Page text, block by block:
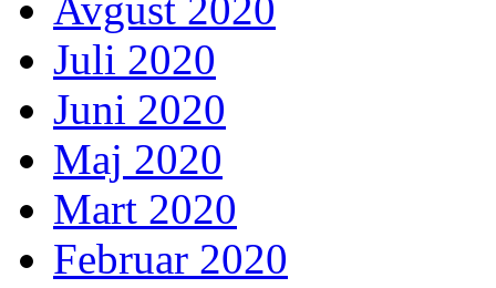
Avgust 2020
Juli 2020
Juni 2020
Maj 2020
Mart 2020
Februar 2020